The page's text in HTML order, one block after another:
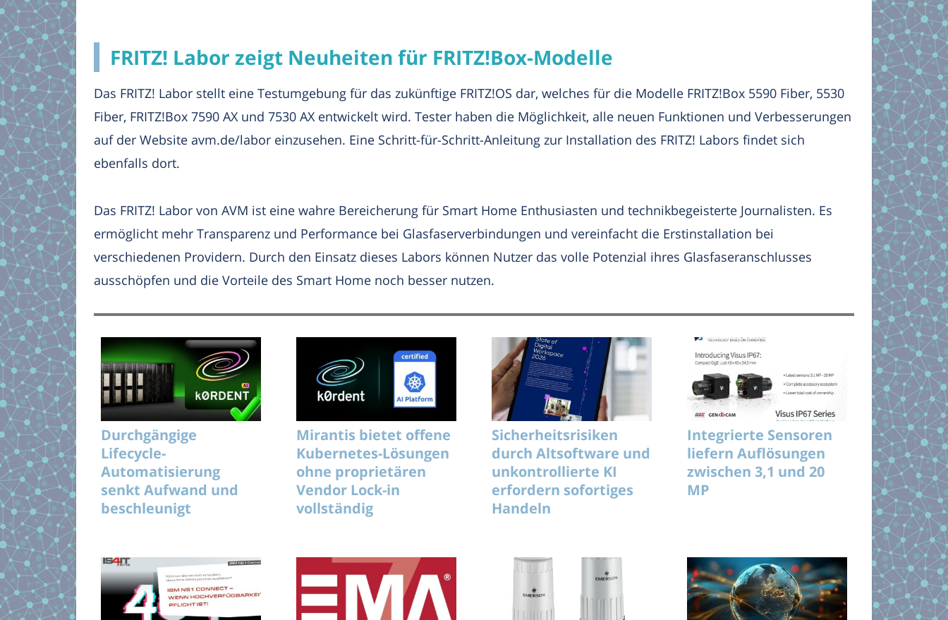
FRITZ! Labor zeigt Neuheiten für FRITZ!Box-Modelle
Das FRITZ! Labor stellt eine Testumgebung für das zukünftige FRITZ!OS dar, welches für die Modelle FRITZ!Box 5590 Fiber, 5530
Fiber, FRITZ!Box 7590 AX und 7530 AX entwickelt wird. Tester haben die Möglichkeit, alle neuen Funktionen und Verbesserungen
auf der Website avm.de/labor einzusehen. Eine Schritt-für-Schritt-Anleitung zur Installation des FRITZ! Labors findet sich
ebenfalls dort.
Das FRITZ! Labor von AVM ist eine wahre Bereicherung für Smart Home Enthusiasten und technikbegeisterte Journalisten. Es
ermöglicht mehr Transparenz und Performance bei Glasfaserverbindungen und vereinfacht die Erstinstallation bei
verschiedenen Providern. Durch den Einsatz dieses Labors können Nutzer das volle Potenzial ihres Glasfaseranschlusses
ausschöpfen und die Vorteile des Smart Home noch besser nutzen.
Durchgängige
Lifecycle-
Automatisierung
senkt Aufwand und
beschleunigt
Mirantis bietet offene
Kubernetes-Lösungen
ohne proprietären
Vendor Lock-in
vollständig
Sicherheitsrisiken
durch Altsoftware und
unkontrollierte KI
erfordern sofortiges
Handeln
Integrierte Sensoren
liefern Auflösungen
zwischen 3,1 und 20
MP